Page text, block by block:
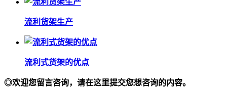
流利货架生产
流利式货架的优点
◎欢迎您留言咨询，请在这里提交您想咨询的内容。